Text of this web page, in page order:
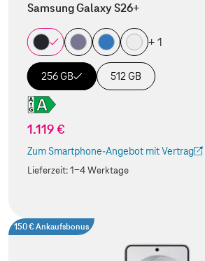
Samsung Galaxy S26+
+ 1
256 GB 512 GB
1.119 €
Zum Smartphone-Angebot mit Vertrag
(Der Link wird in einem neuen Tab
Lieferzeit:1-4 Werktage
150 € Ankaufsbonus